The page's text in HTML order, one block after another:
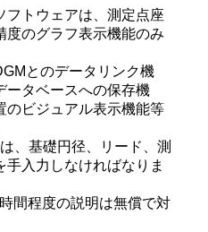
フトウェアは、測定点座
度のグラフ表示機能のみ
とのデータリンク機
ータベースへの保存機
のビジュアル表示機能等
、基礎円径、リード、測
手入力しなければなりま
間程度の説明は無償で対